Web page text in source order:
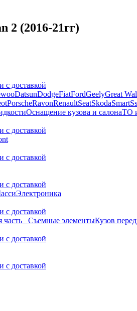
2 (2016-21гг)
с доставкой
DatsunDodgeFiatFordGeelyGreat
PorscheRavonRenaultSeatSkodaSmart
Оснащение кузова и салонаТО
с доставкой
с доставкой
с доставкой
Электроника
с доставкой
часть_ Съемные элементыКузов
с доставкой
с доставкой